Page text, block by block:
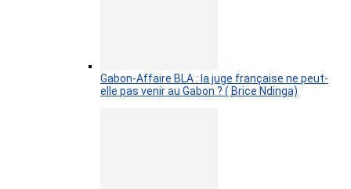
Gabon-Affaire BLA : la juge française ne peut-
elle pas venir au Gabon ? ( Brice Ndinga)